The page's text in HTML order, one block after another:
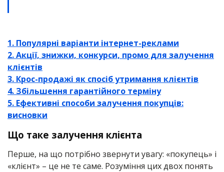
1. Популярні варіанти інтернет-реклами
2. Акції, знижки, конкурси, промо для залучення
клієнтів
3. Крос-продажі як спосіб утримання клієнтів
4. Збільшення гарантійного терміну
5. Ефективні способи залучення покупців:
висновки
Що таке залучення клієнта
Перше, на що потрібно звернути увагу: «покупець» і
«клієнт» – це не те саме. Розуміння цих двох понять